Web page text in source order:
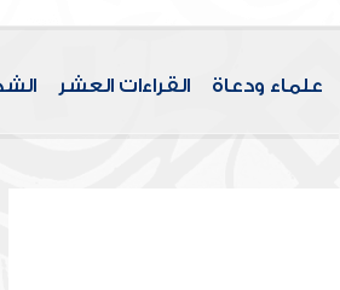
علماء ودعاة القراءات العشر